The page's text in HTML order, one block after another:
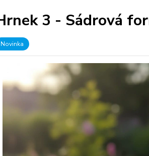
3 - Sádrová
Novinka